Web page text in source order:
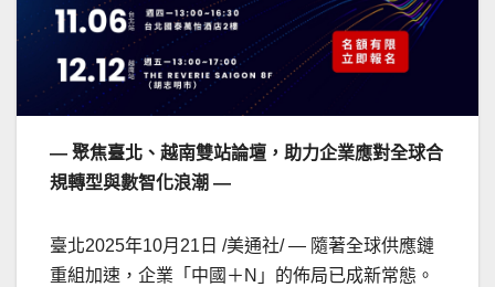
— 聚焦臺北、越南雙站論壇，助力企業應對全球合
規轉型與數智化浪潮 —
臺北2025年10月21日 /美通社/ — 隨著全球供應鏈
重組加速，企業「中國＋N」的佈局已成新常態。